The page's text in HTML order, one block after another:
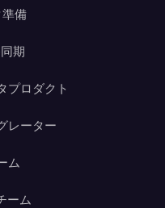
備
期
プロダクト
レーター
ム
ーム